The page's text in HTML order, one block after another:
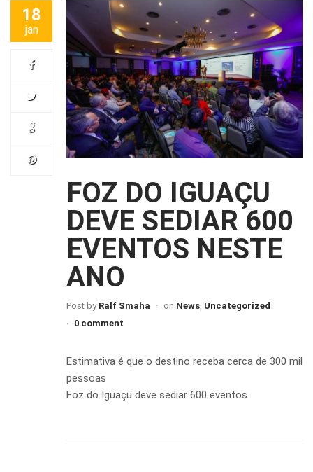
18
jan
FOZ DO IGUAÇU
DEVE SEDIAR 600
EVENTOS NESTE
ANO
Post by Ralf Smaha on News Uncategorized
0 comment
Estimativa é que o destino receba cerca de 300 mil
pessoas
Foz do Iguaçu deve sediar 600 eventos